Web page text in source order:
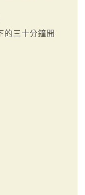
的三十分鐘開